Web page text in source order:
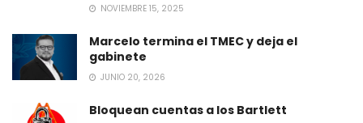
NOVIEMBRE 15, 2025
Marcelo termina el TMEC y deja el
gabinete
JUNIO 20, 2026
Bloquean cuentas a los Bartlett